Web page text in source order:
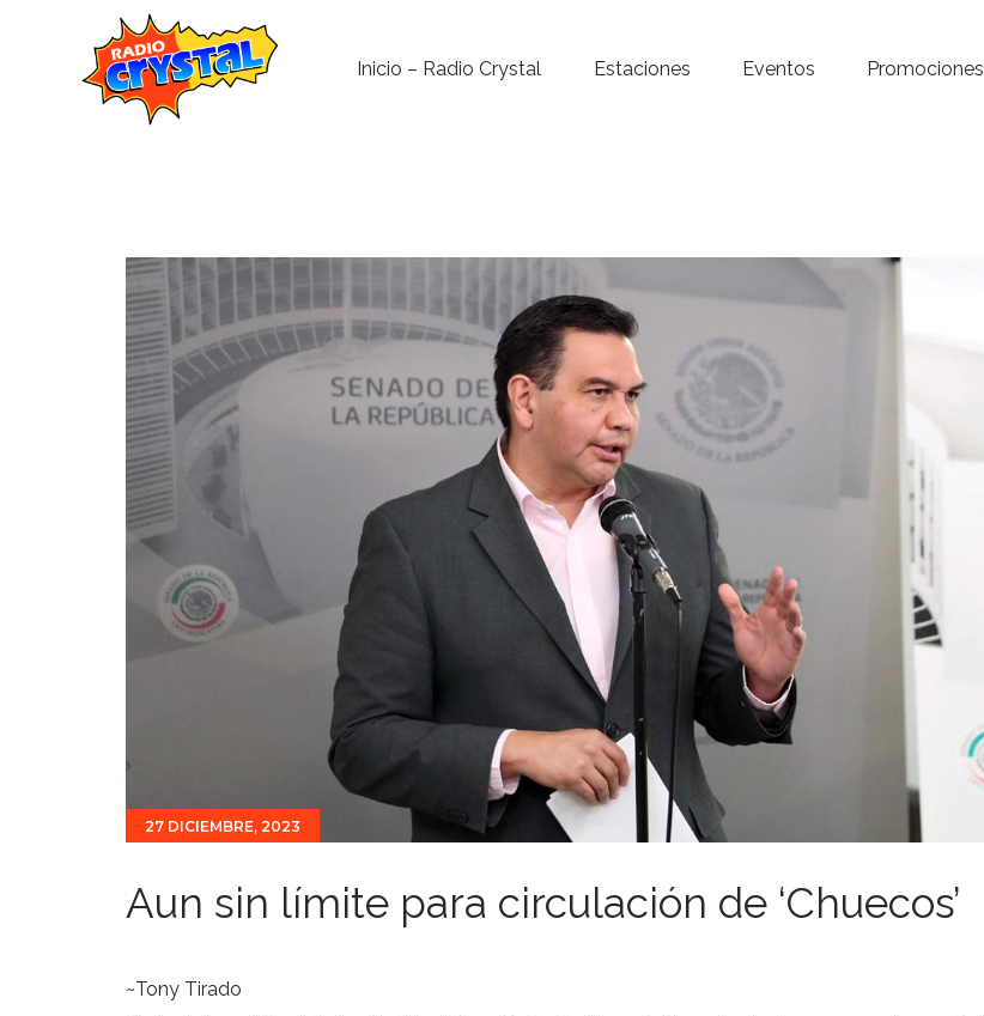
Inicio – Radio Crystal Estaciones Eventos Promociones
Noticias
Para ti
Contacto
27 DICIEMBRE, 2023
Aun sin límite para circulación de ‘Chuecos’
~Tony Tirado